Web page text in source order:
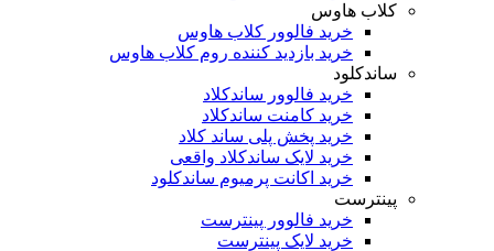
کلاب هاوس
خرید فالوور کلاب هاوس
خرید بازدید کننده روم کلاب هاوس
ساندکلود
خرید فالوور ساندکلاد
خرید کامنت ساندکلاد
خرید پخش پلی ساند کلاد
خرید لایک ساندکلاد واقعی
خرید اکانت پرمیوم ساندکلود
پینترست
خرید فالوور پینترست
خرید لایک پینترست